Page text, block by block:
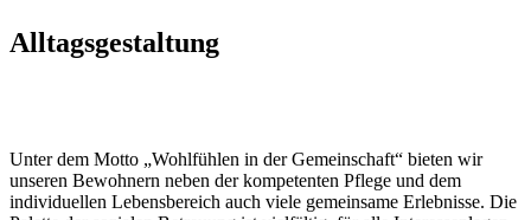
Alltagsgestaltung
Unter dem Motto „Wohlfühlen in der Gemeinschaft“ bieten wir
unseren Bewohnern neben der kompetenten Pflege und dem
individuellen Lebensbereich auch viele gemeinsame Erlebnisse. Die